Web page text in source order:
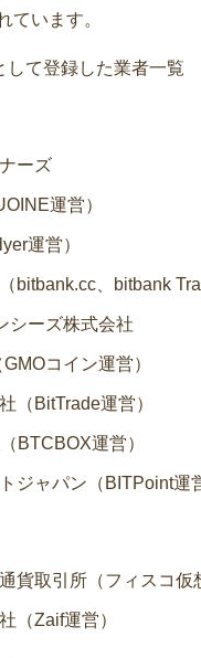
ています。
して登録した業者一覧
ーズ
運営）
運営）
bitbank.cc、bitbank
シーズ株式会社
コイン運営）
（BitTrade運営）
BTCBOX運営）
ジャパン（BITPoint運
貨取引所（フィスコ仮
（Zaif運営）